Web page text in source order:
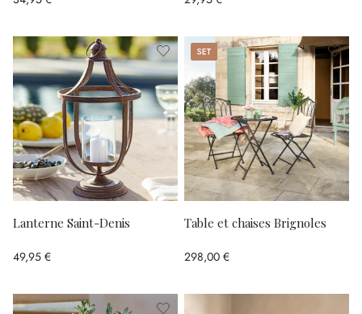
Lanterne Saint-Denis
49,95 €
Set
Table et chaises Brignoles
298,00 €